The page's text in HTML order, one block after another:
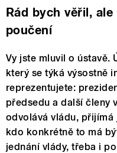
Rád bych věřil,
poučení
Vy jste mluvil o ústavě.
který se týká výsostně
reprezentujete:
předsedu a další členy
odvolává vládu, přijímá
kdo konkrétně to má
jednání vlády, třeba i